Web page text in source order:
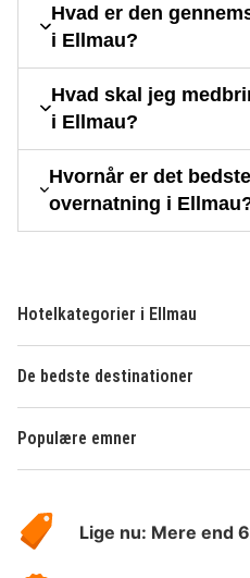
Hvad er den
i Ellmau?
Hvad skal jeg
i Ellmau?
Hvornår er det
overnatning i
Hotelkategorier i Ellmau
De bedste destinationer
Populære emner
HotelSpecials
Lige nu: Mere end